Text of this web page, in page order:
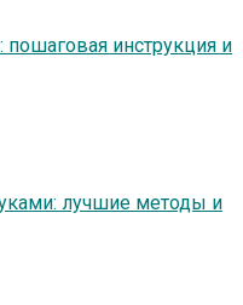
инструкция и
лучшие методы и